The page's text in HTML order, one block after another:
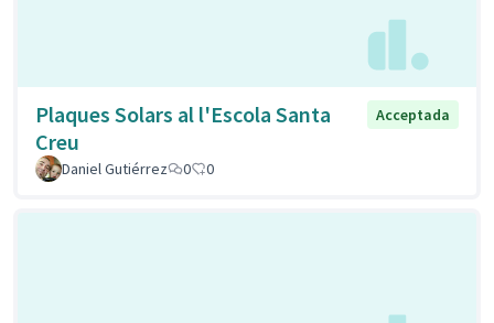
Plaques Solars al l'Escola Santa
Creu
Acceptada
Daniel Gutiérrez 0 0